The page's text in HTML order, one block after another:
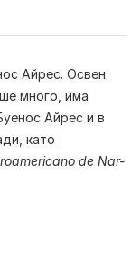
Айрес. Освен
много, има
Айрес и в
като
de Nar-